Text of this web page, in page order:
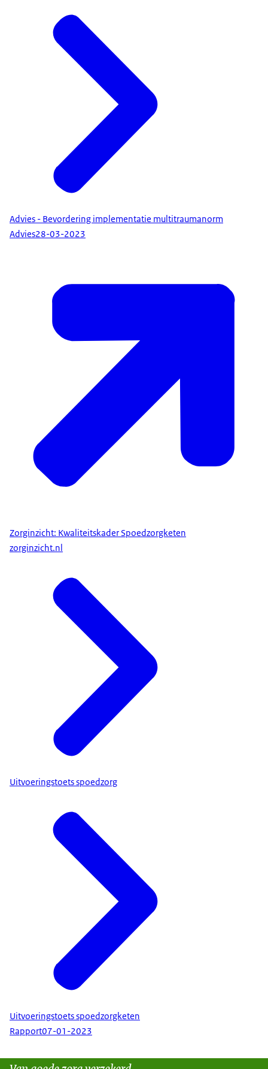
Advies - Bevordering implementatie multitraumanorm
Advies28-03-2023
Zorginzicht: Kwaliteitskader Spoedzorgketen
zorginzicht.nl
Uitvoeringstoets spoedzorg
Uitvoeringstoets spoedzorgketen
Rapport07-01-2023